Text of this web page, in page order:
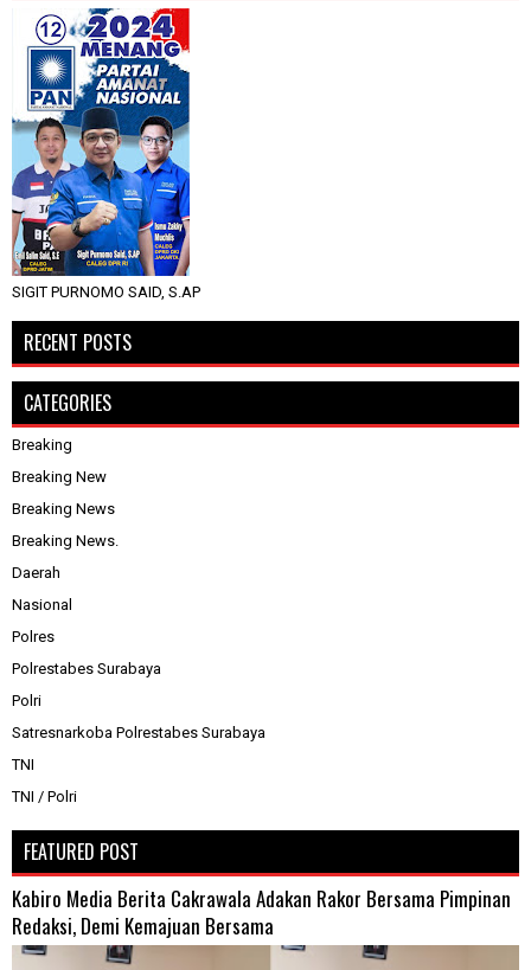
SIGIT PURNOMO SAID, S.AP
RECENT POSTS
CATEGORIES
Breaking
Breaking New
Breaking News
Breaking News.
Daerah
Nasional
Polres
Polrestabes Surabaya
Polri
Satresnarkoba Polrestabes Surabaya
TNI
TNI / Polri
FEATURED POST
Kabiro Media Berita Cakrawala Adakan Rakor Bersama Pimpinan
Redaksi, Demi Kemajuan Bersama